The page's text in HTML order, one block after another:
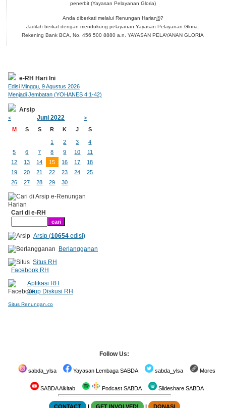
penerbit (Yayasan Pelayanan Gloria)
Anda diberkati melalui Renungan Harian®?
Jadilah berkat dengan mendukung pelayanan Yayasan Pelayanan Gloria.
Rekening Bank BCA, No. 456 500 8880 a.n. YAYASAN PELAYANAN GLORIA
e-RH Hari Ini
Edisi Minggu, 9 Agustus 2026
Menjadi Jembatan (YOHANES 4:1-42)
Arsip
< Juni 2022
>
M
S S R K J S
1 2 3
4
5
6 7 8 9 10
11
12
13 14 15 16 17
18
19
20 21 22 23 24
25
26
27 28 29 30
Cari di e-RH
Arsip (10654edisi)
Berlangganan
Situs RH
Facebook RH
Aplikasi RH
Grup Diskusi RH
Situs Renungan.co
Follow Us:
sabda_ylsa Yayasan Lembaga SABDA sabda_ylsa Mores
SABDA Alkitab Podcast SABDA Slideshare SABDA
CONTACT | GET INVOLVED! | DONASI